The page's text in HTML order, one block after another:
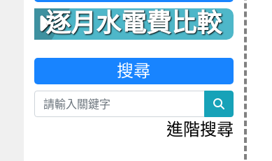
逐月水電費比較
表
搜尋
search
進階搜尋